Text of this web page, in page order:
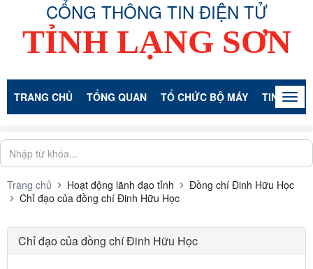
CỔNG THÔNG TIN ĐIỆN TỬ
TỈNH LẠNG SƠN
TRANG CHỦ TỔNG QUAN TỔ CHỨC BỘ MÁY TIN TỨC -
Trang chủ Hoạt động lãnh đạo tỉnh
Đồng chí Đinh Hữu Học
Chỉ đạo của đồng chí Đinh Hữu Học
Chỉ đạo của đồng chí Đinh Hữu Học